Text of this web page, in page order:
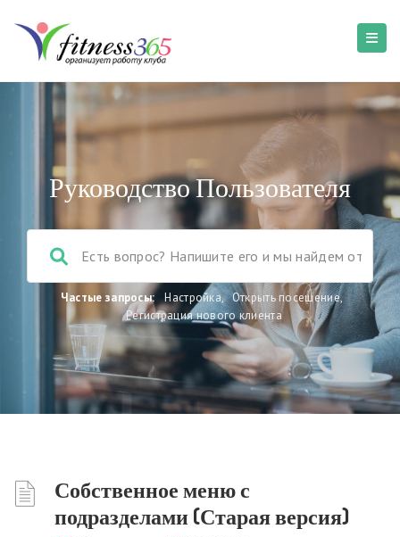
Руководство Пользователя
Частые запросы: Настройка, Открыть посещение,
Регистрация нового клиента
Собственное меню с
подразделами (Старая версия)